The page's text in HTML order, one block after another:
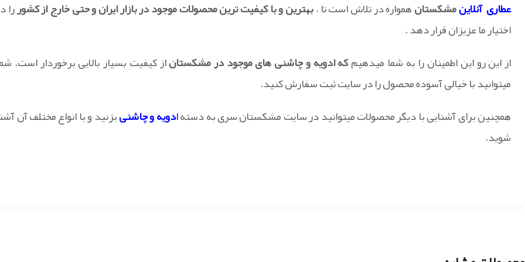
عطاری آنلاینمشکستانهمواره در تلاش است تا ،بهترین و با کیفیت ترین محصولات موجود در بازار ایران و حتی خارج از کشوررا
اختیار ما عزیزان قرار دهد .
از این رو این اطمینان را به شما میدهیمکه ادویه و چاشنی های موجود در مشکستاناز کیفیت بسیار بالایی برخوردار است.
میتوانید با خیالی آسوده محصول را در سایت ثبت سفارش کنید.
همچنین برای آشنایی با دیگر محصولات میتوانید در سایت مشکستان سری به دستهادویه و چاشنیبزنید و با انواع مختلف آن
شوید.